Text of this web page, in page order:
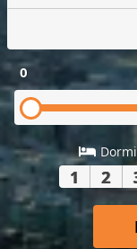
0
1 2